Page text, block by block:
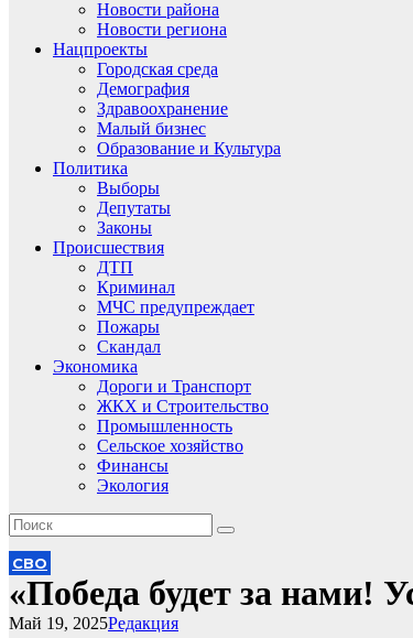
Новости района
Новости региона
Нацпроекты
Городская среда
Демография
Здравоохранение
Малый бизнес
Образование и Культура
Политика
Выборы
Депутаты
Законы
Происшествия
ДТП
Криминал
МЧС предупреждает
Пожары
Скандал
Экономика
Дороги и Транспорт
ЖКХ и Строительство
Промышленность
Сельское хозяйство
Финансы
Экология
СВО
«Победа будет за нами!
Редакция
Май 19, 2025